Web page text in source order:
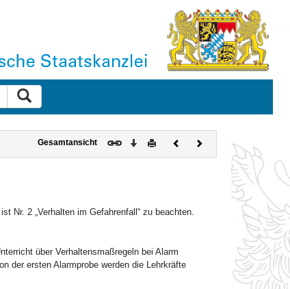
zurücksetzen
Gesamtansicht Download
DruckenVorherigesNächstes
Dokument
Nr. 2 „Verhalten im Gefahrenfall“ zu beachten.
über Verhaltensmaßregeln bei Alarm
der ersten Alarmprobe werden die Lehrkräfte